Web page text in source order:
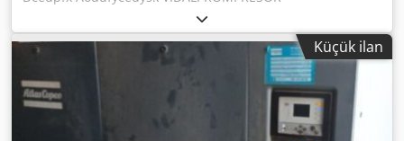
Küçük ilan